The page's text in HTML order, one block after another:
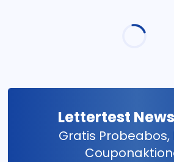
Lettertest
Gratis